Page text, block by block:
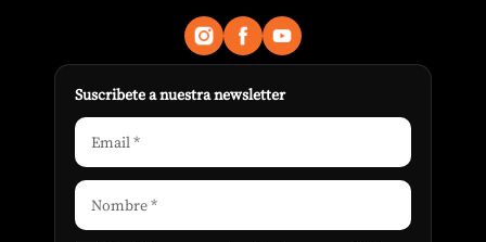
Suscribete a nuestra newsletter